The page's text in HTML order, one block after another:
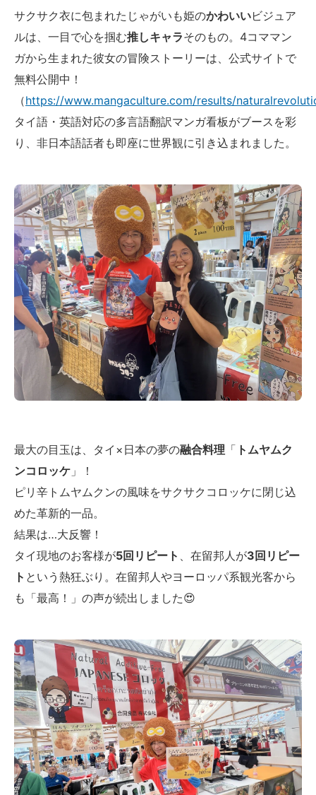
サクサク衣に包まれたじゃがいも姫のかわいいビジュア
ルは、一目で心を掴む推しキャラそのもの。4コママン
ガから生まれた彼女の冒険ストーリーは、公式サイトで
無料公開中！
（https://www.mangaculture.com/results/
タイ語・英語対応の多言語翻訳マンガ看板がブースを彩
り、非日本語話者も即座に世界観に引き込まれました。
最大の目玉は、タイ×日本の夢の融合料理 「 トムヤムク
ンコロッケ 」！
ピリ辛トムヤムクンの風味をサクサクコロッケに閉じ込
めた革新的一品。
結果は…大反響！
タイ現地のお客様が5回リピート 、在留邦人が3回リピー
ト という熱狂ぶり。在留邦人やヨーロッパ系観光客から
も「最高！」の声が続出しました😍